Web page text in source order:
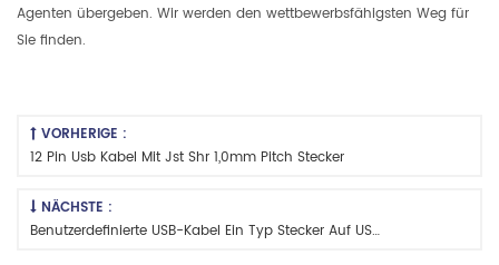
Agenten übergeben. Wir werden den wettbewerbsfähigsten Weg für
Sie finden.
VORHERIGE :
12 Pin Usb Kabel Mit Jst Shr 1,0mm Pitch Stecker
NÄCHSTE :
Benutzerdefinierte USB-Kabel Ein Typ Stecker Auf USB 12-Pin-Anschluss